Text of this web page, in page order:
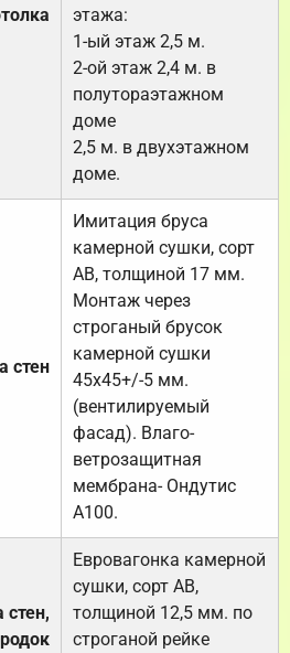
этажа:
1-ый этаж 2,5 м.
2-ой этаж 2,4 м. в
полутораэтажном
доме
2,5 м. в двухэтажном
доме.
стен
Имитация бруса
камерной сушки, сорт
АВ, толщиной 17 мм.
Монтаж через
строганый брусок
камерной сушки
45х45+/-5 мм.
(вентилируемый
фасад). Влаго-
ветрозащитная
мембрана- Ондутис
А100.
стен,
Евровагонка камерной
сушки, сорт АВ,
толщиной 12,5 мм. по
строганой рейке